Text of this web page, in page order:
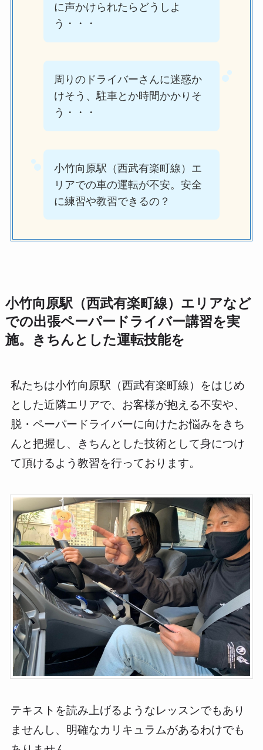
に声かけられたらどうしよ
う・・・
周りのドライバーさんに迷惑か
けそう、駐車とか時間かかりそ
う・・・
小竹向原駅（西武有楽町線）エ
リアでの車の運転が不安。安全
に練習や教習できるの？
小竹向原駅（西武有楽町線）エリアなど
での出張ペーパードライバー講習を実
施。きちんとした運転技能を
私たちは小竹向原駅（西武有楽町線）をはじめ
とした近隣エリアで、お客様が抱える不安や、
脱・ペーパードライバーに向けたお悩みをきち
んと把握し、きちんとした技術として身につけ
て頂けるよう教習を行っております。
テキストを読み上げるようなレッスンでもあり
ませんし、明確なカリキュラムがあるわけでも